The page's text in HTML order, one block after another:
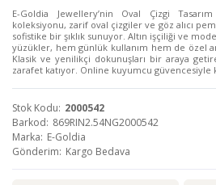
E-Goldia Jewellery’nin Oval Çizgi
koleksiyonu, zarif oval çizgiler ve göz alıcı
sofistike bir şıklık sunuyor. Altın işçiliği ve
yüzükler, hem günlük kullanım hem de özel
Klasik ve yenilikçi dokunuşları bir araya
zarafet katıyor. Online kuyumcu güvencesiyle
Stok Kodu 2000542
Barkod 869RIN2.54NG2000542
Marka E-Goldia
Gönderim Kargo Bedava